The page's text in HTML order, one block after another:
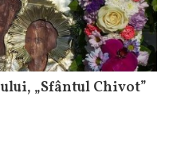
„Sfântul Chivot”